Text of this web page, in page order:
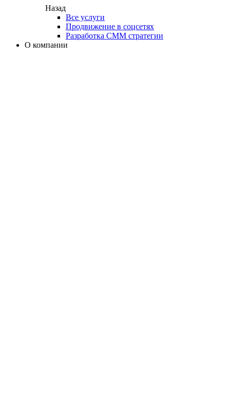
Назад
Все услуги
Продвижение в соцсетях
Разработка СММ стратегии
О компании